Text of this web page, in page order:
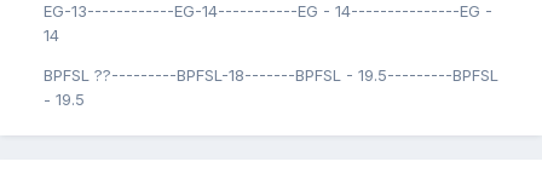
EG-13------------EG-14-----------EG - 14---------------EG -
14
BPFSL ??---------BPFSL-18-------BPFSL - 19.5---------BPFSL
- 19.5